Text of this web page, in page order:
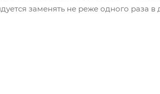
заменять не реже одного раза в